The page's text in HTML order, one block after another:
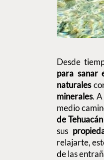
Desde
para sanar
naturales
minerales.
medio
de Tehuacán
sus
relajarte,
de las